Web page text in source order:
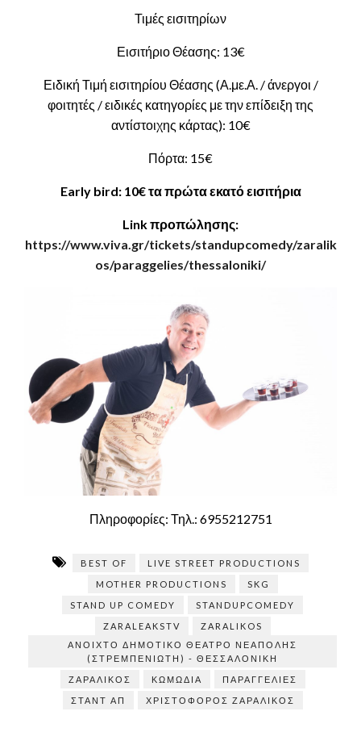
Τιμές εισιτηρίων
Εισιτήριο Θέασης: 13€
Ειδική Τιμή εισιτηρίου Θέασης (Α.με.Α. / άνεργοι /
φοιτητές / ειδικές κατηγορίες με την επίδειξη της
αντίστοιχης κάρτας): 10€
Πόρτα: 15€
Early bird: 10€ τα πρώτα εκατό εισιτήρια
Link προπώλησης:
https://www.viva.gr/tickets/standupcomedy/zaralik
os/paraggelies/thessaloniki/
Πληροφορίες: Τηλ.: 6955212751
BEST OF
LIVE STREET PRODUCTIONS
MOTHER PRODUCTIONS
SKG
STAND UP COMEDY
STANDUPCOMEDY
ZARALEAKSTV
ZARALIKOS
ΑΝΟΙΧΤΌ ΔΗΜΟΤΙΚΌ ΘΈΑΤΡΟ ΝΕΆΠΟΛΗΣ
(ΣΤΡΕΜΠΕΝΙΏΤΗ) - ΘΕΣΣΑΛΟΝΊΚΗ
ΖΑΡΑΛΊΚΟΣ
ΚΩΜΩΔΊΑ
ΠΑΡΑΓΓΕΛΊΕΣ
ΣΤΑΝΤ ΑΠ
ΧΡΙΣΤΌΦΟΡΟΣ ΖΑΡΑΛΊΚΟΣ